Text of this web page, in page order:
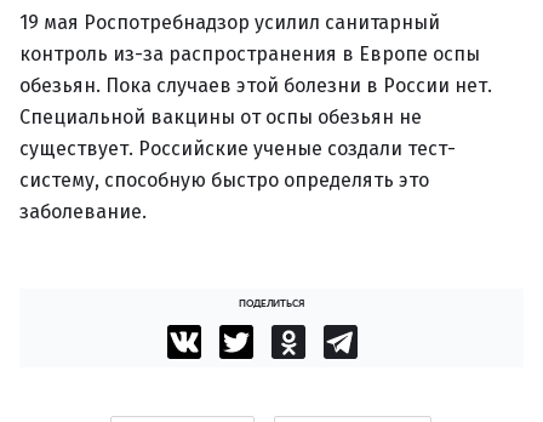
19 мая Роспотребнадзор усилил санитарный
контроль из-за распространения в Европе оспы
обезьян. Пока случаев этой болезни в России нет.
Специальной вакцины от оспы обезьян не
существует. Российские ученые создали тест-
систему, способную быстро определять это
заболевание.
ПОДЕЛИТЬСЯ